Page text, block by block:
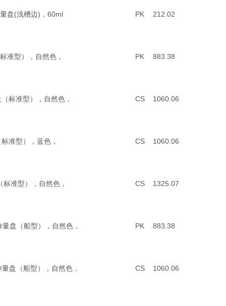
盘(浅槽边)，60ml PK 212.02
准型），自然色， PK 883.38
标准型），自然色， CS 1060.06
准型），蓝色， CS 1060.06
准型），自然色， CS 1325.07
盘（船型），自然色， PK 883.38
盘（船型），自然色， CS 1060.06